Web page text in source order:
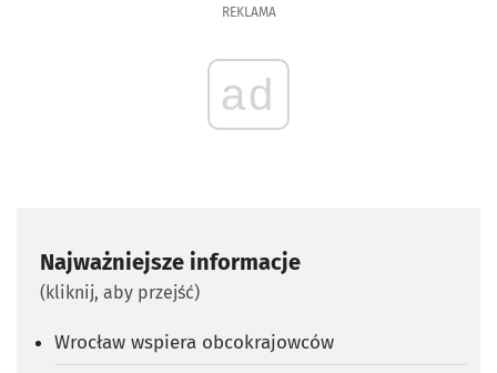
REKLAMA
ad
Najważniejsze informacje
(kliknij, aby przejść)
Wrocław wspiera obcokrajowców